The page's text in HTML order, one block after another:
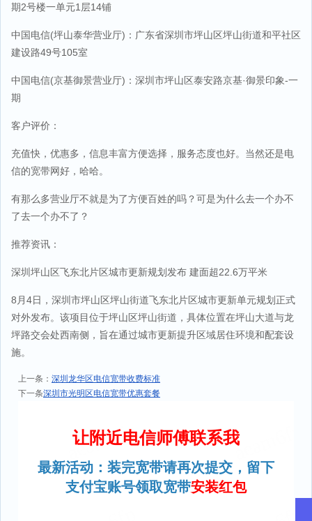
期2号楼一单元1层14铺
中国电信(坪山泰华营业厅)：广东省深圳市坪山区坪山街道和平社区
建设路49号105室
中国电信(京基御景营业厅)：深圳市坪山区泰安路京基·御景印象-一
期
客户评价：
充值快，优惠多，信息丰富方便选择，服务态度也好。当然还是电
信的宽带网好，哈哈。
有那么多营业厅不就是为了方便百姓的吗？可是为什么去一个办不
了去一个办不了？
推荐资讯：
深圳坪山区飞东北片区城市更新规划发布 建面超22.6万平米
8月4日，深圳市坪山区坪山街道飞东北片区城市更新单元规划正式
对外发布。该项目位于坪山区坪山街道，具体位置在坪山大道与龙
坪路交会处西南侧，旨在通过城市更新提升区域居住环境和配套设
施。
上一条： 深圳龙华区电信宽带收费标准
下一条深圳市光明区电信宽带优惠套餐